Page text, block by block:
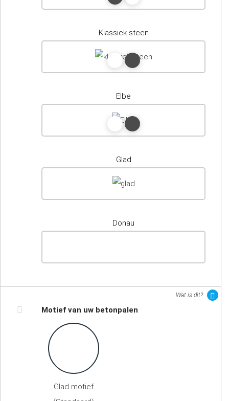
Klassiek steen
Elbe
Glad
Donau
Wat is dit?
Motief van uw betonpalen
Glad motief